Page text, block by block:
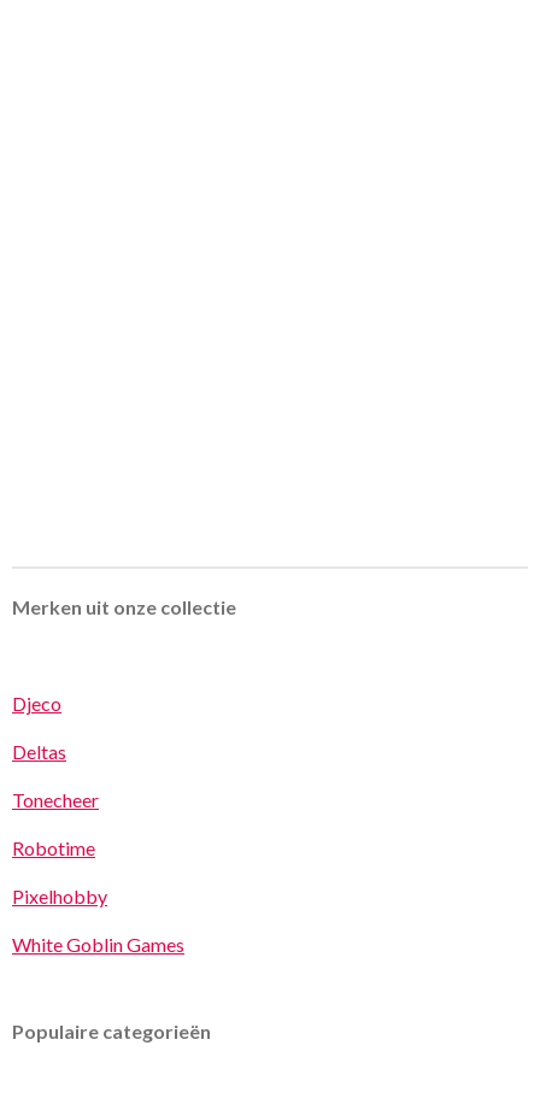
Merken uit onze collectie
Djeco
Deltas
Tonecheer
Robotime
Pixelhobby
White Goblin Games
Populaire categorieën